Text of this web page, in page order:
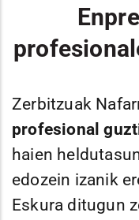
Zerbitzuak
profesional
haien
edozein izanik
Eskura ditugun